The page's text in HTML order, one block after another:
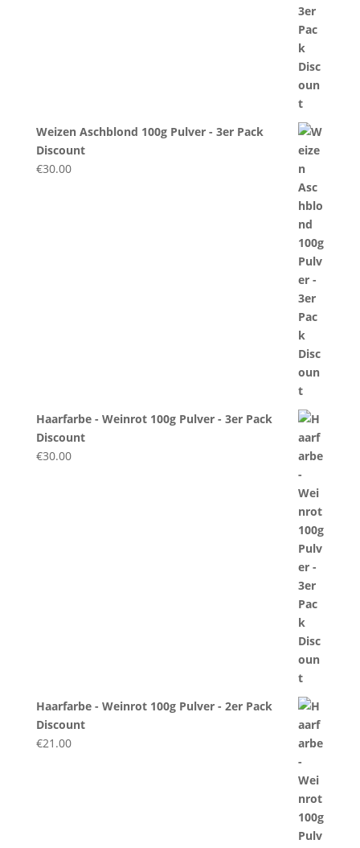
Weizen Aschblond 100g Pulver - 3er Pack
Discount
€30.00
Haarfarbe - Weinrot 100g Pulver - 3er Pack
Discount
€30.00
Haarfarbe - Weinrot 100g Pulver - 2er Pack
Discount
€21.00